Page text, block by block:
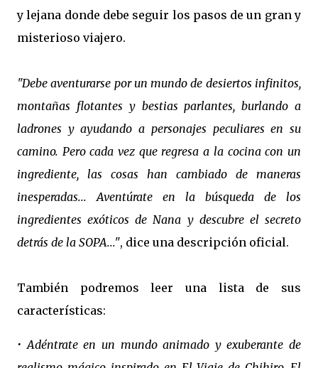
y lejana donde debe seguir los pasos de un gran y
misterioso viajero.
"Debe aventurarse por un mundo de desiertos infinitos,
montañas flotantes y bestias parlantes, burlando a
ladrones y ayudando a personajes peculiares en su
camino. Pero cada vez que regresa a la cocina con un
ingrediente, las cosas han cambiado de maneras
inesperadas... Aventúrate en la búsqueda de los
ingredientes exóticos de Nana y descubre el secreto
detrás de la SOPA...", dice una descripción oficial.
También podremos leer una lista de sus
características:
• Adéntrate en un mundo animado y exuberante de